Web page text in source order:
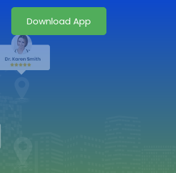
Download App